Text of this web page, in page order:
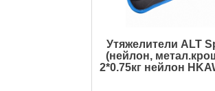
Утяжелители ALT
(нейлон,
2*0.75кг нейлон